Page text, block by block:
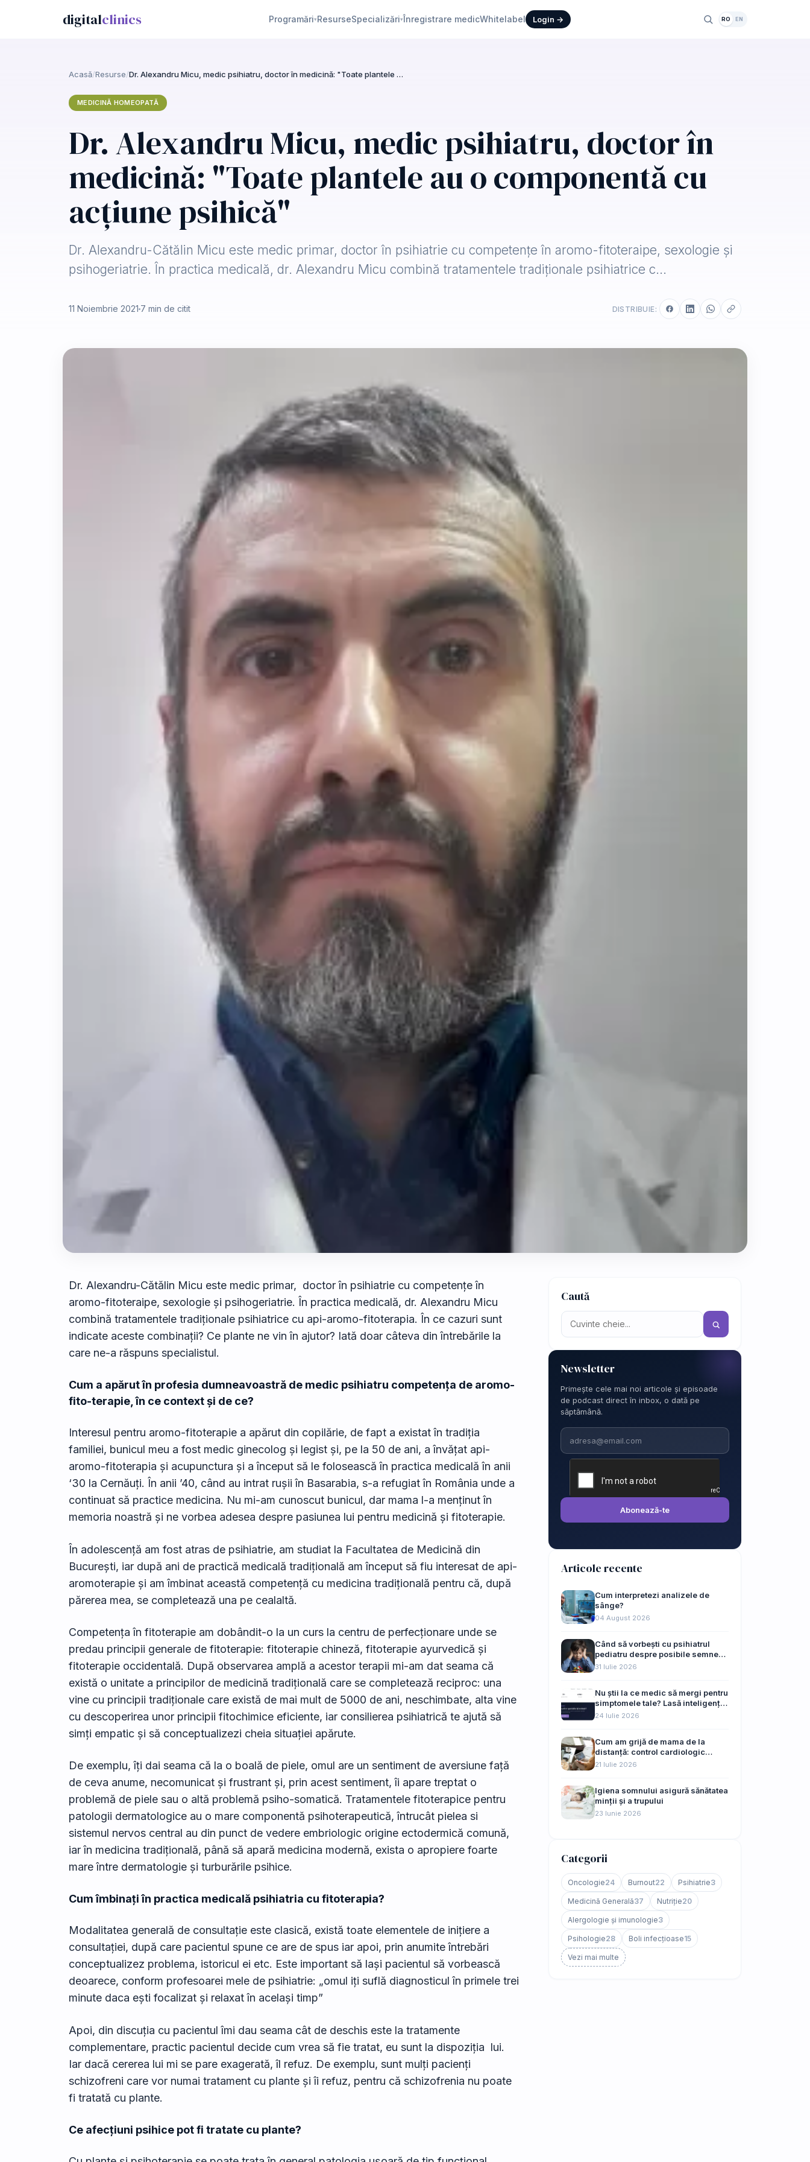
digitalclinics Programări▾ResurseSpecializări▾Înregistrare medicWhitelabel Login → RO EN
Acasă/Resurse/ Dr. Alexandru Micu, medic psihiatru, doctor în medicină: "Toate plantele au o componentă cu acțiune psihică"
MEDICINĂ HOMEOPATĂ
Dr. Alexandru Micu, medic psihiatru, doctor în
medicină: "Toate plantele au o componentă cu
acțiune psihică"
Dr. Alexandru-Cătălin Micu este medic primar, doctor în psihiatrie cu competențe în aromo-fitoteraipe, sexologie și
psihogeriatrie. În practica medicală, dr. Alexandru Micu combină tratamentele tradiționale psihiatrice c…
11 Noiembrie 2021 7 min de citit DISTRIBUIE:
Dr. Alexandru-Cătălin Micu este medic primar, doctor în psihiatrie cu competențe în
aromo-fitoteraipe, sexologie și psihogeriatrie. În practica medicală, dr. Alexandru Micu
combină tratamentele tradiționale psihiatrice cu api-aromo-fitoterapia. În ce cazuri sunt
indicate aceste combinații? Ce plante ne vin în ajutor? Iată doar câteva din întrebările la
care ne-a răspuns specialistul.
Cum a apărut în profesia dumneavoastră de medic psihiatru competența de aromo-
fito-terapie, în ce context și de ce?
Interesul pentru aromo-fitoterapie a apărut din copilărie, de fapt a existat în tradiția
familiei, bunicul meu a fost medic ginecolog și legist și, pe la 50 de ani, a învățat api-
aromo-fitoterapia și acupunctura și a început să le folosească în practica medicală în anii
‘30 la Cernăuți. În anii ’40, când au intrat rușii în Basarabia, s-a refugiat în România unde a
continuat să practice medicina. Nu mi-am cunoscut bunicul, dar mama l-a menținut în
memoria noastră și ne vorbea adesea despre pasiunea lui pentru medicină și fitoterapie.
În adolescență am fost atras de psihiatrie, am studiat la Facultatea de Medicină din
București, iar după ani de practică medicală tradițională am început să fiu interesat de api-
aromoterapie și am îmbinat această competență cu medicina tradițională pentru că, după
părerea mea, se completează una pe cealaltă.
Competența în fitoterapie am dobândit-o la un curs la centru de perfecționare unde se
predau principii generale de fitoterapie: fitoterapie chineză, fitoterapie ayurvedică și
fitoterapie occidentală. După observarea amplă a acestor terapii mi-am dat seama că
există o unitate a principilor de medicină tradițională care se completează reciproc: una
vine cu principii tradiționale care există de mai mult de 5000 de ani, neschimbate, alta vine
cu descoperirea unor principii fitochimice eficiente, iar consilierea psihiatrică te ajută să
simți empatic și să conceptualizezi cheia situației apărute.
De exemplu, îți dai seama că la o boală de piele, omul are un sentiment de aversiune față
de ceva anume, necomunicat și frustrant și, prin acest sentiment, îi apare treptat o
problemă de piele sau o altă problemă psiho-somatică. Tratamentele fitoterapice pentru
patologii dermatologice au o mare componentă psihoterapeutică, întrucât pielea si
sistemul nervos central au din punct de vedere embriologic origine ectodermică comună,
iar în medicina tradițională, până să apară medicina modernă, exista o apropiere foarte
mare între dermatologie și turburările psihice.
Cum îmbinați în practica medicală psihiatria cu fitoterapia?
Modalitatea generală de consultație este clasică, există toate elementele de inițiere a
consultației, după care pacientul spune ce are de spus iar apoi, prin anumite întrebări
conceptualizez problema, istoricul ei etc. Este important să lași pacientul să vorbească
deoarece, conform profesoarei mele de psihiatrie: „omul iți suflă diagnosticul în primele trei
minute daca ești focalizat și relaxat în același timp”
Apoi, din discuția cu pacientul îmi dau seama cât de deschis este la tratamente
complementare, practic pacientul decide cum vrea să fie tratat, eu sunt la dispoziția lui.
Iar dacă cererea lui mi se pare exagerată, îl refuz. De exemplu, sunt mulți pacienți
schizofreni care vor numai tratament cu plante și îi refuz, pentru că schizofrenia nu poate
fi tratată cu plante.
Ce afecțiuni psihice pot fi tratate cu plante?
Caută
Newsletter
Primește cele mai noi articole și episoade
de podcast direct în inbox, o dată pe
săptămână.
Email
Abonează-te
Articole recente
Cum interpretezi analizele de
sânge?
04 August 2026
Când să vorbești cu psihiatrul
pediatru despre posibile semne
de autism ale copilului tău
31 Iulie 2026
Nu știi la ce medic să mergi pentru
simptomele tale? Lasă inteligența
artificială să te ghideze
24 Iulie 2026
Cum am grijă de mama de la
distanță: control cardiologic
online, fără drumuri de 45 km
21 Iulie 2026
Igiena somnului asigură sănătatea
minții și a trupului
23 Iunie 2026
Categorii
Oncologie24 Burnout22 Psihiatrie3
Medicină Generală37 Nutriție20
Alergologie și imunologie3
Psihologie28 Boli infecțioase15
Vezi mai multe